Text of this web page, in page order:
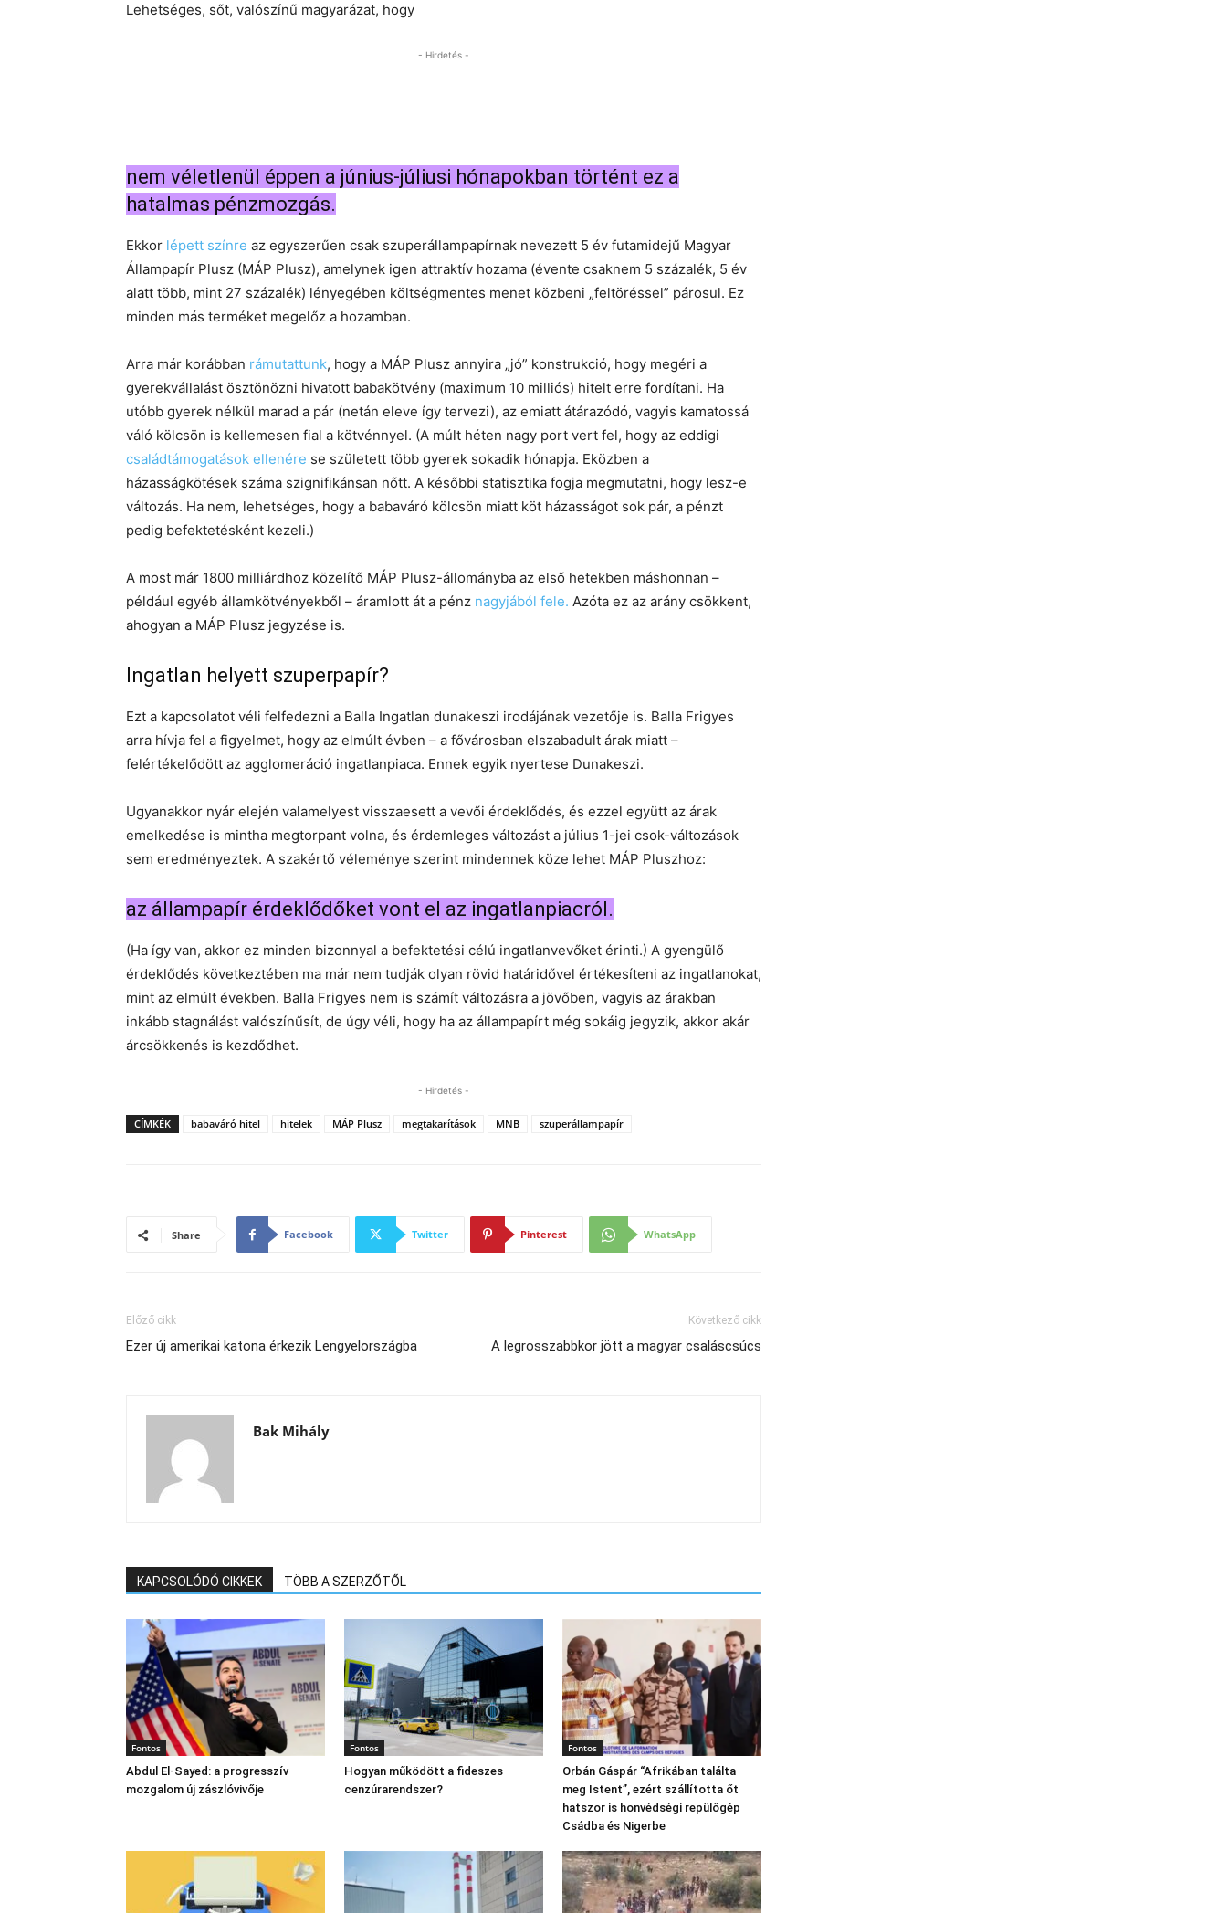
Lehetséges, sőt, valószínű magyarázat, hogy
- Hirdetés -
nem véletlenül éppen a június-júliusi hónapokban történt ez a
hatalmas pénzmozgás.
Ekkor lépett színre az egyszerűen csak szuperállampapírnak nevezett 5 év futamidejű Magyar
Állampapír Plusz (MÁP Plusz), amelynek igen attraktív hozama (évente csaknem 5 százalék, 5 év
alatt több, mint 27 százalék) lényegében költségmentes menet közbeni „feltöréssel” párosul. Ez
minden más terméket megelőz a hozamban.
Arra már korábban rámutattunk, hogy a MÁP Plusz annyira „jó” konstrukció, hogy megéri a
gyerekvállalást ösztönözni hivatott babakötvény (maximum 10 milliós) hitelt erre fordítani. Ha
utóbb gyerek nélkül marad a pár (netán eleve így tervezi), az emiatt átárazódó, vagyis kamatossá
váló kölcsön is kellemesen fial a kötvénnyel. (A múlt héten nagy port vert fel, hogy az eddigi
családtámogatások ellenére se született több gyerek sokadik hónapja. Eközben a
házasságkötések száma szignifikánsan nőtt. A későbbi statisztika fogja megmutatni, hogy lesz-e
változás. Ha nem, lehetséges, hogy a babaváró kölcsön miatt köt házasságot sok pár, a pénzt
pedig befektetésként kezeli.)
A most már 1800 milliárdhoz közelítő MÁP Plusz-állományba az első hetekben máshonnan –
például egyéb államkötvényekből – áramlott át a pénz nagyjából fele. Azóta ez az arány csökkent,
ahogyan a MÁP Plusz jegyzése is.
Ingatlan helyett szuperpapír?
Ezt a kapcsolatot véli felfedezni a Balla Ingatlan dunakeszi irodájának vezetője is. Balla Frigyes
arra hívja fel a figyelmet, hogy az elmúlt évben – a fővárosban elszabadult árak miatt –
felértékelődött az agglomeráció ingatlanpiaca. Ennek egyik nyertese Dunakeszi.
Ugyanakkor nyár elején valamelyest visszaesett a vevői érdeklődés, és ezzel együtt az árak
emelkedése is mintha megtorpant volna, és érdemleges változást a július 1-jei csok-változások
sem eredményeztek. A szakértő véleménye szerint mindennek köze lehet MÁP Pluszhoz:
az állampapír érdeklődőket vont el az ingatlanpiacról.
(Ha így van, akkor ez minden bizonnyal a befektetési célú ingatlanvevőket érinti.) A gyengülő
érdeklődés következtében ma már nem tudják olyan rövid határidővel értékesíteni az ingatlanokat,
mint az elmúlt években. Balla Frigyes nem is számít változásra a jövőben, vagyis az árakban
inkább stagnálást valószínűsít, de úgy véli, hogy ha az állampapírt még sokáig jegyzik, akkor akár
árcsökkenés is kezdődhet.
- Hirdetés -
CÍMKÉK babaváró hitel hitelek MÁP Plusz megtakarítások MNB szuperállampapír
Share Facebook Twitter Pinterest WhatsApp
Előző cikk
Ezer új amerikai katona érkezik Lengyelországba
Következő cikk
A legrosszabbkor jött a magyar csaláscsúcs
Bak Mihály
KAPCSOLÓDÓ CIKKEK TÖBB A SZERZŐTŐL
Fontos
Abdul El‑Sayed: a progresszív
mozgalom új zászlóvivője
Fontos
Hogyan működött a fideszes
cenzúrarendszer?
Fontos
Orbán Gáspár “Afrikában találta
meg Istent”, ezért szállította őt
hatszor is honvédségi repülőgép
Csádba és Nigerbe